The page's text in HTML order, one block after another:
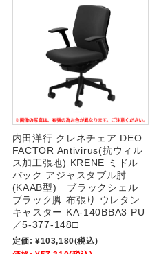
内田洋行 クレネチェア DEO
FACTOR Antivirus(抗ウィル
ス加工張地) KRENE ミドル
バック アジャスタブル肘
(KAAB型) ブラックシェル
ブラック脚 布張り ウレタン
キャスター KA-140BBA3 PU
／5-377-148□
定価: ¥103,180(税込)